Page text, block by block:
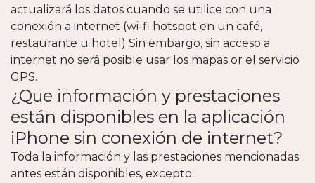
actualizará los datos cuando se utilice con una
conexión a internet (wi-fi hotspot en un café,
restaurante u hotel) Sin embargo, sin acceso a
internet no será posible usar los mapas or el servicio
GPS.
¿Que información y prestaciones
están disponibles en la aplicación
iPhone sin conexión de internet?
Toda la información y las prestaciones mencionadas
antes están disponibles, excepto: